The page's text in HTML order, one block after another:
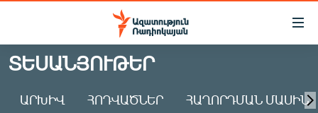
Մատչելիության
Անցնել
հիմնական
Անցնել
ԱԶԱՏՈՒԹՅՈՒՆ TV
ՀԱՅԱՍՏԱՆ
ՏԵՍԱՆՅՈՒԹԵՐ
ԱՐԽԻՎ ՀՈԴՎԱԾՆԵՐ ՀԱՂՈՐԴՄԱՆ ՄԱՍԻՆ